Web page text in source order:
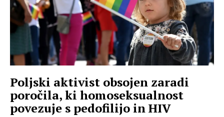
Poljski aktivist obsojen zaradi
poročila, ki homoseksualnost
povezuje s pedofilijo in HIV